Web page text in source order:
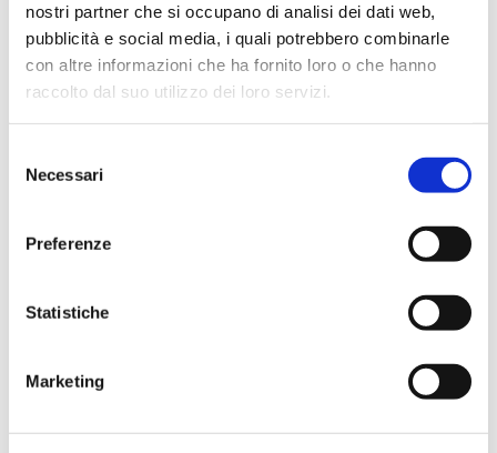
nostri partner che si occupano di analisi dei dati web,
pubblicità e social media, i quali potrebbero combinarle
con altre informazioni che ha fornito loro o che hanno
raccolto dal suo utilizzo dei loro servizi.
delNecessari
Preferenze
Statistiche
Marketing
Agosto 2023
Giugno 2023
Maggio 2023
Febbraio 2023
Novembre 2022
Settembre 2022
Marzo 2022